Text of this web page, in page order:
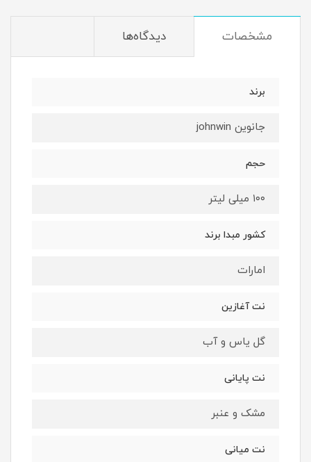
مشخصات دیدگاه‌ها
برند
جانوین johnwin
حجم
۱۰۰ میلی لیتر
کشور مبدا برند
امارات
نت آغازین
گل یاس و آب
نت پایانی
مشک و عنبر
نت میانی